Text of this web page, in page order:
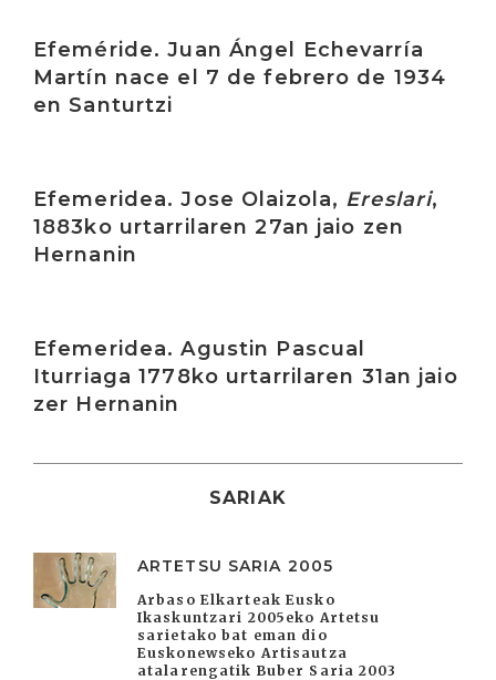
Efeméride. Juan Ángel Echevarría
Martín nace el 7 de febrero de 1934
en Santurtzi
Efemeridea. Jose Olaizola, Ereslari,
1883ko urtarrilaren 27an jaio zen
Hernanin
Efemeridea. Agustin Pascual
Iturriaga 1778ko urtarrilaren 31an jaio
zer Hernanin
SARIAK
ARTETSU SARIA 2005
Arbaso Elkarteak Eusko
Ikaskuntzari 2005eko Artetsu
sarietako bat eman dio
Euskonewseko Artisautza
atalarengatik Buber Saria 2003